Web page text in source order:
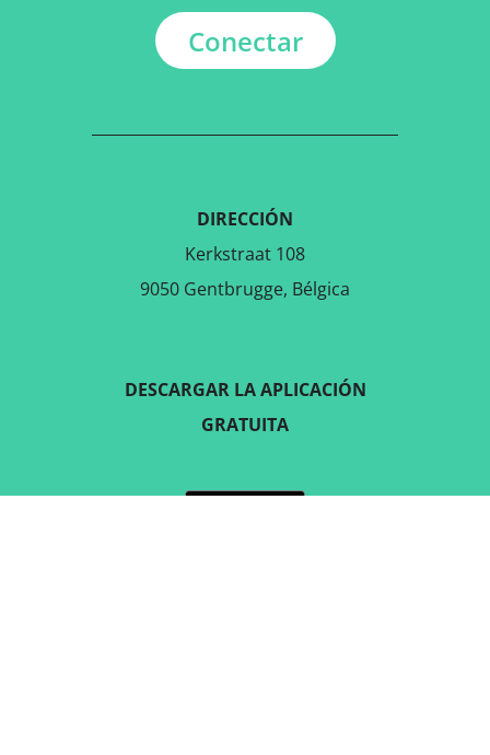
Conectar
DIRECCIÓN
Kerkstraat 108
9050 Gentbrugge, Bélgica
DESCARGAR LA APLICACIÓN
GRATUITA